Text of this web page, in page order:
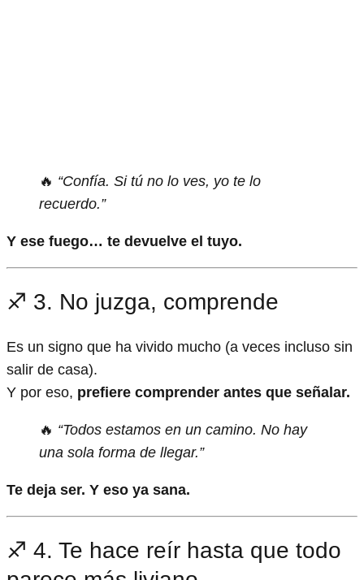
🔥 “Confía. Si tú no lo ves, yo te lo
recuerdo.”
Y ese fuego… te devuelve el tuyo.
♐ 3. No juzga, comprende
Es un signo que ha vivido mucho (a veces incluso sin
salir de casa).
Y por eso, prefiere comprender antes que señalar.
🔥 “Todos estamos en un camino. No hay
una sola forma de llegar.”
Te deja ser. Y eso ya sana.
♐ 4. Te hace reír hasta que todo